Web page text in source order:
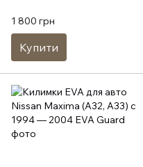
1 800 грн
Купити